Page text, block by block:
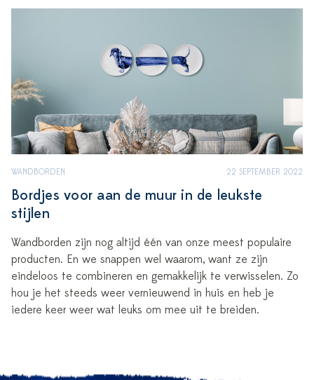
WANDBORDEN 22 SEPTEMBER 2022
Bordjes voor aan de muur in de leukste
stijlen
Wandborden zijn nog altijd één van onze meest populaire
producten. En we snappen wel waarom, want ze zijn
eindeloos te combineren en gemakkelijk te verwisselen. Zo
hou je het steeds weer vernieuwend in huis en heb je
iedere keer weer wat leuks om mee uit te breiden.